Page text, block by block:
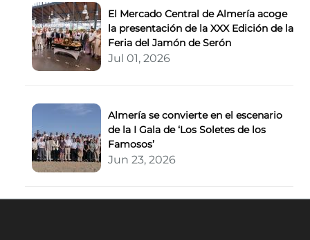
El Mercado Central de Almería acoge
la presentación de la XXX Edición de la
Feria del Jamón de Serón
Jul 01, 2026
Almería se convierte en el escenario
de la I Gala de ‘Los Soletes de los
Famosos’
Jun 23, 2026